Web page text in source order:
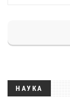
НАУКА